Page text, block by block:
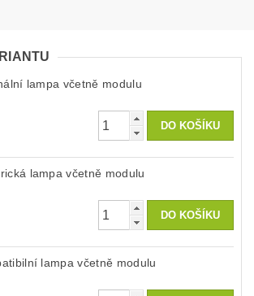
lampa včetně modulu
lampa včetně modulu
lampa včetně modulu